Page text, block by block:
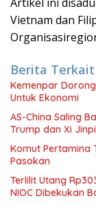
Artikel ini
Vietnam dan
Berita Terkait
Kemenpar
Untuk Ekonomi
AS-China Saling
Trump dan Xi
Komut Pertamina
Pasokan
Terlilit Utang
NIOC Dibekukan